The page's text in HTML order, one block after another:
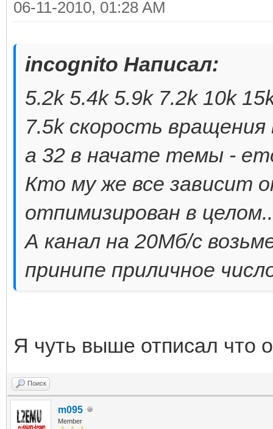
06-11-2010, 01:28 AM
incognito Написал:
5.2k 5.4k 5.9k 7.2k 10k
7.5k скорость вращения
а 32 в начате темы -
Кто му же все зависит
отпимизирован в
А канал на 20Мб/с
принипе приличное
Я чуть выше отписал что
Поиск
m095
Member